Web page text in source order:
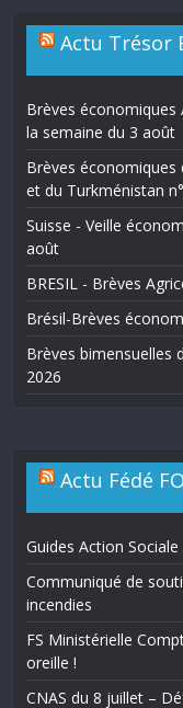
Actu Trésor
Brèves économiques
la semaine du 3 août
Brèves économiques
et du Turkménistan
Suisse - Veille
août
BRESIL - Brèves
Brésil-Brèves
Brèves bimensuelles
2026
Actu Fédé
Guides Action Sociale
Communiqué de
incendies
FS Ministérielle
oreille !
CNAS du 8 juillet –